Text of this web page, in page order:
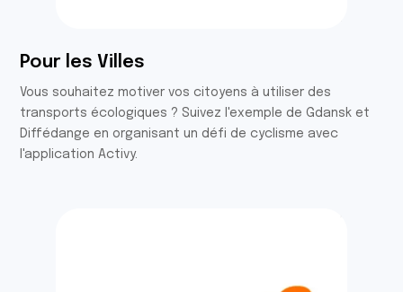
Pour les Villes
Vous souhaitez motiver vos citoyens à utiliser des
transports écologiques ? Suivez l'exemple de Gdansk et
Diffédange en organisant un défi de cyclisme avec
l'application Activy.